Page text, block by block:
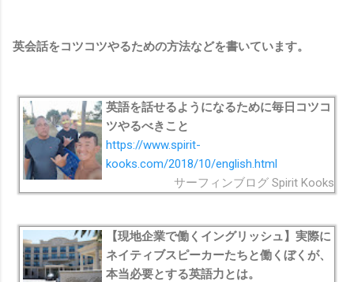
英会話をコツコツやるための方法などを書いています。
英語を話せるようになるために毎日コツコ
ツやるべきこと
https://www.spirit-
kooks.com/2018/10/english.html
サーフィンブログ Spirit Kooks
【現地企業で働くイングリッシュ】実際に
ネイティブスピーカーたちと働くぼくが、
本当必要とする英語力とは。